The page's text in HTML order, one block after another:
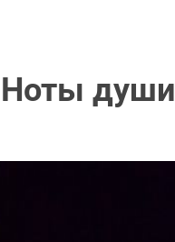
Ноты души